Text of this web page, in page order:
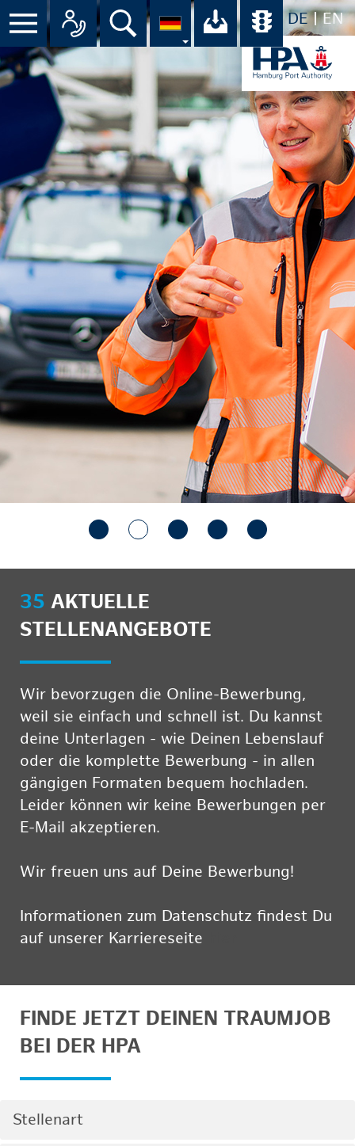
DE EN
Suche Ihr Download-
35 AKTUELLE
STELLENANGEBOTE
Wir bevorzugen die Online-Bewerbung,
weil sie einfach und schnell ist. Du kannst
deine Unterlagen - wie Deinen Lebenslauf
oder die komplette Bewerbung - in allen
gängigen Formaten bequem hochladen.
Leider können wir keine Bewerbungen per
E-Mail akzeptieren.
Wir freuen uns auf Deine Bewerbung!
Informationen zum Datenschutz findest Du
auf unserer Karriereseite
FINDE JETZT DEINEN TRAUMJOB
BEI DER HPA
Stellenart